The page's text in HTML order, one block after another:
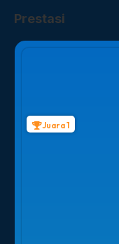
Prestasi
Juara 1